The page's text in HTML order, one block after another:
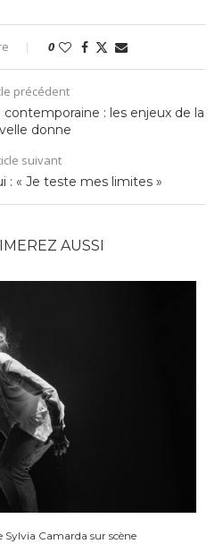
0
précédent
: les enjeux de la
donne
suivant
: « Je teste mes limites »
AUSSI
Sylvia Camarda sur scène